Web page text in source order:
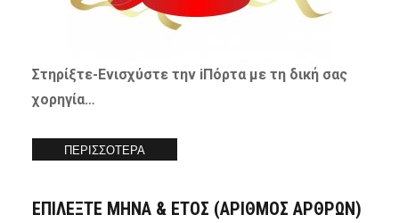
Στηρίξτε-Ενισχύστετην iΠόρτα με τη δική σας
χορηγία…
ΠΕΡΙΣΣΟΤΕΡΑ
ΕΠΙΛΕΞΤΕ ΜΗΝΑ & ΕΤΟΣ (ΑΡΙΘΜΟΣ ΑΡΘΡΩΝ)